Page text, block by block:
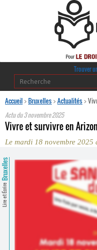
Trouver
Accueil>Bruxelles>Actualités>
Actu du3 novembre 2025
Vivre et survivre en
Le mardi 18 novembre 2025
Lire et Écrire
Bruxelles